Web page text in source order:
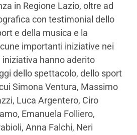
in Regione Lazio, oltre ad
con testimonial dello
e della musica e la
importanti iniziative nei
iniziativa hanno aderito
dello spettacolo, dello sport
Simona Ventura, Massimo
Luca Argentero, Ciro
Emanuela Folliero,
Anna Falchi, Neri